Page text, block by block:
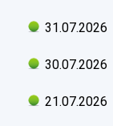
31.07.2026
30.07.2026
21.07.2026